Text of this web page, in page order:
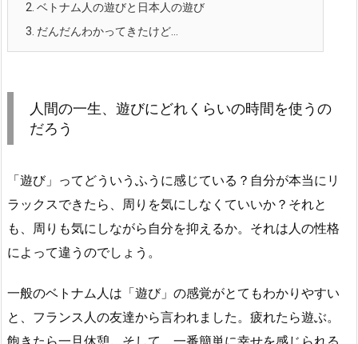
2. ベトナム人の遊びと日本人の遊び
3. だんだんわかってきたけど…
人間の一生、遊びにどれくらいの時間を使うの
だろう
「遊び」ってどういうふうに感じている？自分が本当にリ
ラックスできたら、周りを気にしなくていいか？それと
も、周りも気にしながら自分を抑えるか。それは人の性格
によって違うのでしょう。
一般のベトナム人は「遊び」の感覚がとてもわかりやすい
と、フランス人の友達から言われました。疲れたら遊ぶ。